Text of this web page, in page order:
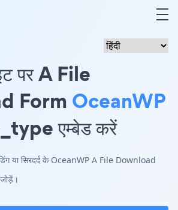
पर A File
Form OceanWP
एम्बेड करें
या सिरदर्द के OceanWP A File Download